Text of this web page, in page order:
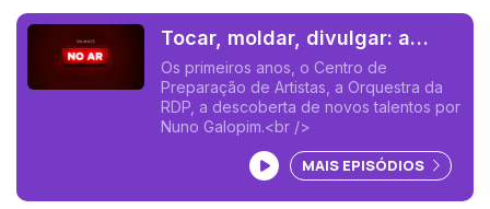
Tocar, moldar, divulgar: a
música na rádio pública,
Os primeiros anos, o Centro de
Preparação de Artistas, a Orquestra da
RDP, a descoberta de novos talentos por
Nuno Galopim.<br />
Ouvir podcast
MAIS EPISÓDIOS